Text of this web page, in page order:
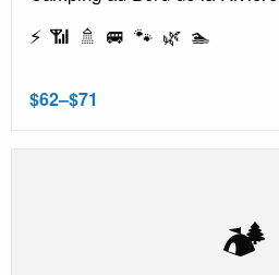
⚡ 📶 🚿 🚐 🐾 🌿 🏊
$62–$71
🏕️